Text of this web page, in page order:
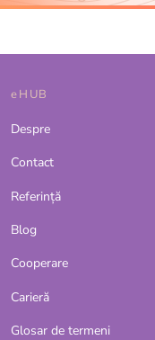
eHUB
Despre
Contact
Referinţă
Blog
Cooperare
Carieră
Glosar de termeni